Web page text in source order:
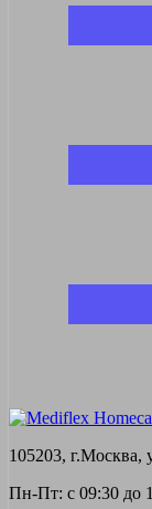
105203, г.Москва,
Пн-Пт: с 09:30 до